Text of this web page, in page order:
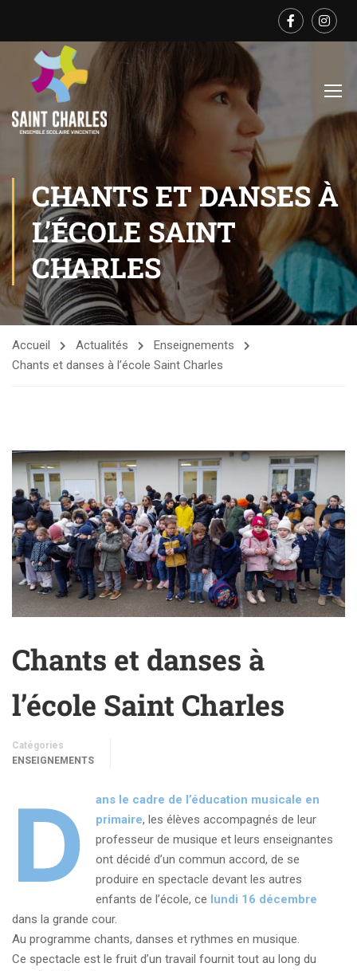
CHANTS ET DANSES À
L’ÉCOLE SAINT
CHARLES
Accueil Actualités
Enseignements
Chants et danses à l’école Saint Charles
Chants et danses à
l’école Saint Charles
Catégories
ENSEIGNEMENTS
D
ans le cadre de l’éducation musicale en
primaire, les élèves accompagnés de leur
professeur de musique et leurs enseignantes
ont décidé d’un commun accord, de se
produire en spectacle devant les autres
enfants de l’école, ce lundi 16 décembre
dans la grande cour.
Au programme chants, danses et rythmes en musique.
Ce spectacle est le fruit d’un travail fournit tout au long du